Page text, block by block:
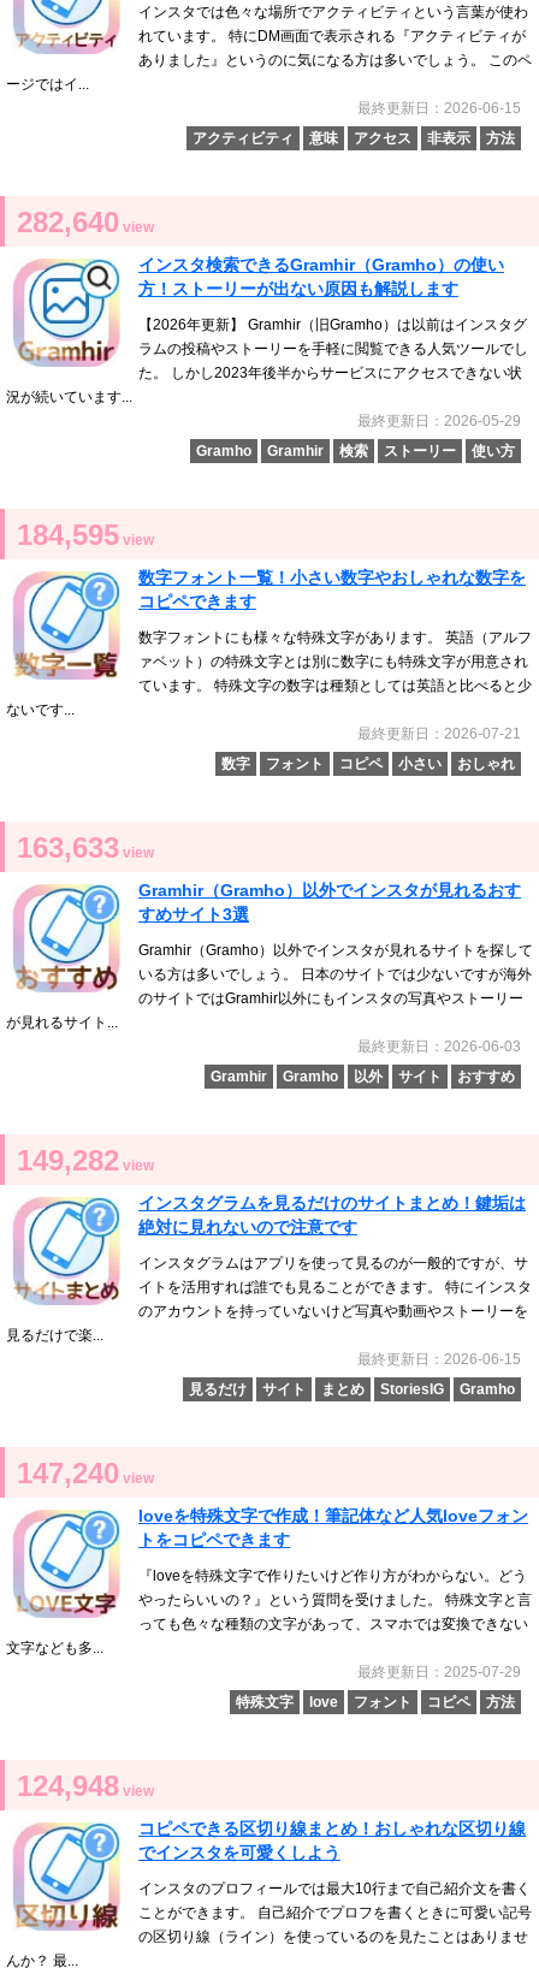
インスタでは色々な場所でアクティビティという言葉が使わ
れています。 特にDM画面で表示される『アクティビティが
ありました』というのに気になる方は多いでしょう。 このペ
ージではイ...
最終更新日：2026-06-15
アクティビティ
意味 アクセス 非表示 方法
282,640 view
インスタ検索できるGramhir（Gramho）の使い
方！ストーリーが出ない原因も解説します
【2026年更新】 Gramhir（旧Gramho）は以前はインスタグ
ラムの投稿やストーリーを手軽に閲覧できる人気ツールでし
た。 しかし2023年後半からサービスにアクセスできない状
況が続いています...
最終更新日：2026-05-29
Gramho
Gramhir 検索 ストーリー 使い方
184,595 view
数字フォント一覧！小さい数字やおしゃれな数字を
コピペできます
数字フォントにも様々な特殊文字があります。 英語（アルフ
ァベット）の特殊文字とは別に数字にも特殊文字が用意され
ています。 特殊文字の数字は種類としては英語と比べると少
ないです...
最終更新日：2026-07-21
数字
フォント コピペ 小さい おしゃれ
163,633 view
Gramhir（Gramho）以外でインスタが見れるおす
すめサイト3選
Gramhir（Gramho）以外でインスタが見れるサイトを探して
いる方は多いでしょう。 日本のサイトでは少ないですが海外
のサイトではGramhir以外にもインスタの写真やストーリー
が見れるサイト...
最終更新日：2026-06-03
Gramhir
Gramho 以外 サイト おすすめ
149,282 view
インスタグラムを見るだけのサイトまとめ！鍵垢は
絶対に見れないので注意です
インスタグラムはアプリを使って見るのが一般的ですが、サ
イトを活用すれば誰でも見ることができます。 特にインスタ
のアカウントを持っていないけど写真や動画やストーリーを
見るだけで楽...
最終更新日：2026-06-15
見るだけ
サイト まとめ StoriesIG Gramho
147,240 view
loveを特殊文字で作成！筆記体など人気loveフォン
トをコピペできます
『loveを特殊文字で作りたいけど作り方がわからない。どう
やったらいいの？』という質問を受けました。 特殊文字と言
っても色々な種類の文字があって、スマホでは変換できない
文字なども多...
最終更新日：2025-07-29
特殊文字
love フォント コピペ 方法
124,948 view
コピペできる区切り線まとめ！おしゃれな区切り線
でインスタを可愛くしよう
インスタのプロフィールでは最大10行まで自己紹介文を書く
ことができます。 自己紹介でプロフを書くときに可愛い記号
の区切り線（ライン）を使っているのを見たことはありませ
んか？ 最...